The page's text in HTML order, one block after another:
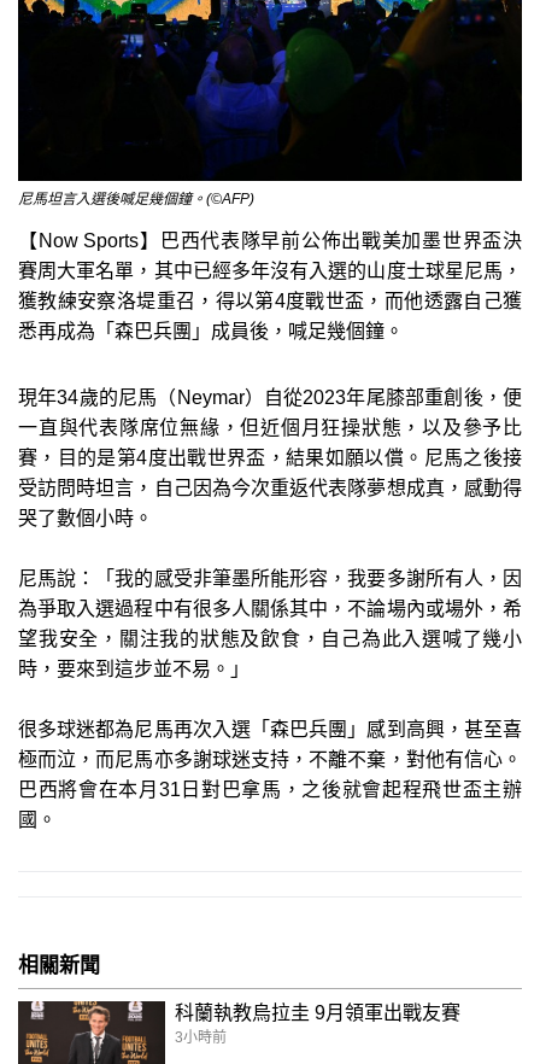
尼馬坦言入選後喊足幾個鐘。(©AFP)
【Now Sports】巴西代表隊早前公佈出戰美加墨世界盃決
賽周大軍名單，其中已經多年沒有入選的山度士球星尼馬，
獲教練安察洛堤重召，得以第4度戰世盃，而他透露自己獲
悉再成為「森巴兵團」成員後，喊足幾個鐘。
現年34歲的尼馬（Neymar）自從2023年尾膝部重創後，便
一直與代表隊席位無緣，但近個月狂操狀態，以及參予比
賽，目的是第4度出戰世界盃，結果如願以償。尼馬之後接
受訪問時坦言，自己因為今次重返代表隊夢想成真，感動得
哭了數個小時。
尼馬說：「我的感受非筆墨所能形容，我要多謝所有人，因
為爭取入選過程中有很多人關係其中，不論場內或場外，希
望我安全，關注我的狀態及飲食，自己為此入選喊了幾小
時，要來到這步並不易。」
很多球迷都為尼馬再次入選「森巴兵團」感到高興，甚至喜
極而泣，而尼馬亦多謝球迷支持，不離不棄，對他有信心。
巴西將會在本月31日對巴拿馬，之後就會起程飛世盃主辦
國。
相關新聞
科蘭執教烏拉圭 9月領軍出戰友賽
3小時前